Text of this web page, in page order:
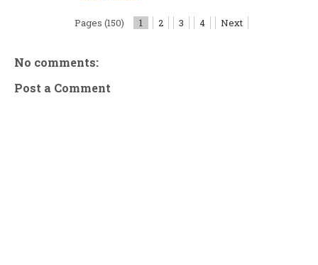
Pages (150) 1 2 3 4 Next
No comments:
Post a Comment